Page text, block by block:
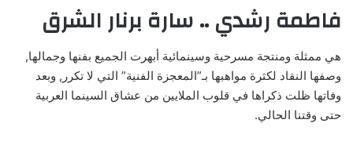
فاطمة رشدي .. سارة برنار الشرق
هي ممثلة ومنتجة مسرحية وسينمائية أبهرت الجميع بفنها وجمالها,
وصفها النقاد لكثرة مواهبها بـ”المعجزة الفنية” التي لا تكرر, وبعد
وفاتها ظلت ذكراها في قلوب الملايين من عشاق السينما العربية
حتى وقتنا الحالي.